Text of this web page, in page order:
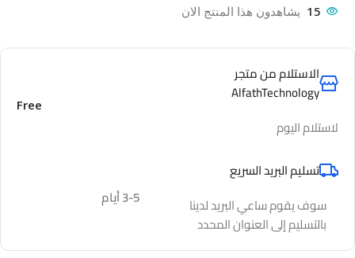
15 يشاهدون هذا المنتج الان
الاستلام من متجر
AlfathTechnology
لاستلام اليوم
Free
تسليم البريد السريع
سوف يقوم ساعي البريد لدينا
بالتسليم إلى العنوان المحدد
3-5 أيام